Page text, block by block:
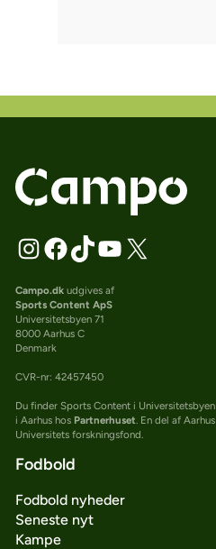
Campo.dkudgives af
Sports Content ApS
Universitetsbyen 71
8000 Aarhus C
Denmark
CVR-nr: 42457450
Du finder Sports Content i Universitetsbyen
i Aarhus hos Partnerhuset. En del af Aarhus
Universitets forskningsfond.
Fodbold
Fodbold nyheder
Seneste nyt
Kampe